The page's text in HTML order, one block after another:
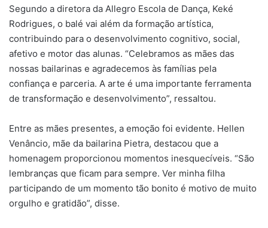
Segundo a diretora da Allegro Escola de Dança, Keké
Rodrigues, o balé vai além da formação artística,
contribuindo para o desenvolvimento cognitivo, social,
afetivo e motor das alunas. “Celebramos as mães das
nossas bailarinas e agradecemos às famílias pela
confiança e parceria. A arte é uma importante ferramenta
de transformação e desenvolvimento”, ressaltou.
Entre as mães presentes, a emoção foi evidente. Hellen
Venâncio, mãe da bailarina Pietra, destacou que a
homenagem proporcionou momentos inesquecíveis. “São
lembranças que ficam para sempre. Ver minha filha
participando de um momento tão bonito é motivo de muito
orgulho e gratidão”, disse.